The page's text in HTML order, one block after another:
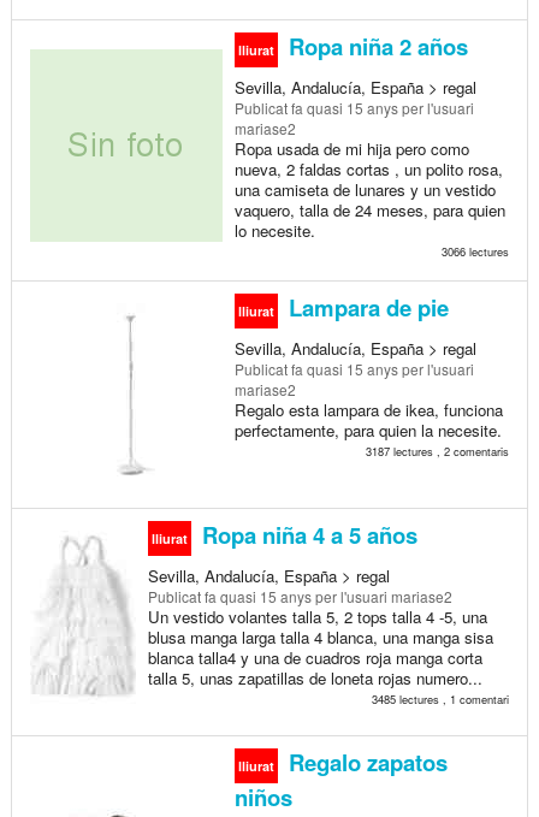
lliurat Ropa niña 2 años
Sevilla, Andalucía, España > regal
Publicatfa quasi 15 anysper l'usuari
mariase2
Ropa usada de mi hija pero como
nueva, 2 faldas cortas , un polito rosa,
una camiseta de lunares y un vestido
vaquero, talla de 24 meses, para quien
lo necesite.
3066 lectures
lliurat Lampara de pie
Sevilla, Andalucía, España > regal
Publicatfa quasi 15 anysper l'usuari
mariase2
Regalo esta lampara de ikea, funciona
perfectamente, para quien la necesite.
3187 lectures , 2 comentaris
lliurat Ropa niña 4 a 5 años
Sevilla, Andalucía, España > regal
Publicatfa quasi 15 anysper l'usuari mariase2
Un vestido volantes talla 5, 2 tops talla 4 -5, una
blusa manga larga talla 4 blanca, una manga sisa
blanca talla4 y una de cuadros roja manga corta
talla 5, unas zapatillas de loneta rojas numero...
3485 lectures , 1 comentari
lliurat
Regalo zapatos
niños